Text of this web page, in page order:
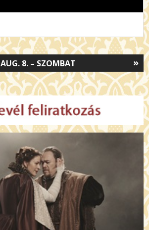
»
AUG. 8. – SZOMBAT